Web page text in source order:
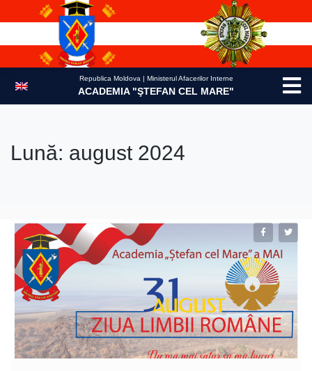
Republica Moldova | Ministerul Afacerilor Interne
ACADEMIA "ŞTEFAN CEL MARE"
Lună: august 2024